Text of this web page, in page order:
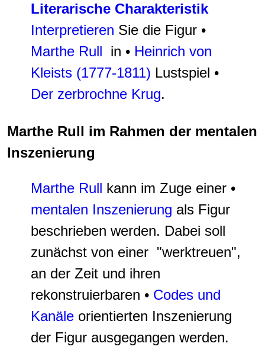
Literarische Charakteristik
Interpretieren Sie die Figur •
Marthe Rull in • Heinrich von
Kleists (1777-1811) Lustspiel •
Der zerbrochne Krug.
Marthe Rull im Rahmen der mentalen
Inszenierung
Marthe Rull kann im Zuge einer •
mentalen Inszenierung als Figur
beschrieben werden. Dabei soll
zunächst von einer "werktreuen",
an der Zeit und ihren
rekonstruierbaren • Codes und
Kanäle orientierten Inszenierung
der Figur ausgegangen werden.